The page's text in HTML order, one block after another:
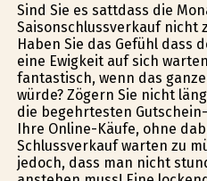
Sind Sie es sattdass die
Saisonschlussverkauf nicht
Haben Sie das Gefühl dass
eine Ewigkeit auf sich
fantastisch, wenn das
würde? Zögern Sie nicht
die begehrtesten
Ihre Online-Käufe, ohne
Schlussverkauf warten zu
jedoch, dass man nicht